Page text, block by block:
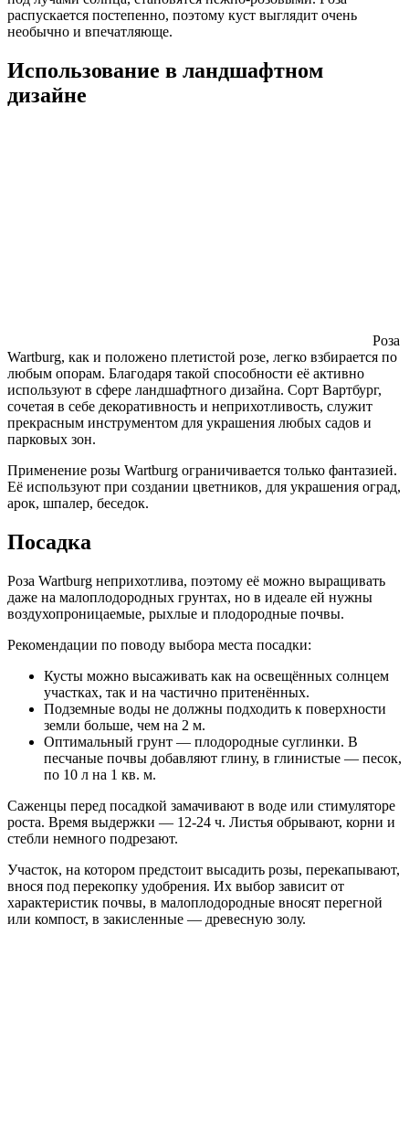
распускается постепенно, поэтому куст выглядит очень
необычно и впечатляюще.
Использование в ландшафтном
дизайне
Роза
Wartburg, как и положено плетистой розе, легко взбирается по
любым опорам. Благодаря такой способности её активно
используют в сфере ландшафтного дизайна. Сорт Вартбург,
сочетая в себе декоративность и неприхотливость, служит
прекрасным инструментом для украшения любых садов и
парковых зон.
Применение розы Wartburg ограничивается только фантазией.
Её используют при создании цветников, для украшения оград,
арок, шпалер, беседок.
Посадка
Роза Wartburg неприхотлива, поэтому её можно выращивать
даже на малоплодородных грунтах, но в идеале ей нужны
воздухопроницаемые, рыхлые и плодородные почвы.
Рекомендации по поводу выбора места посадки:
Кусты можно высаживать как на освещённых солнцем
участках, так и на частично притенённых.
Подземные воды не должны подходить к поверхности
земли больше, чем на 2 м.
Оптимальный грунт — плодородные суглинки. В
песчаные почвы добавляют глину, в глинистые — песок,
по 10 л на 1 кв. м.
Саженцы перед посадкой замачивают в воде или стимуляторе
роста. Время выдержки — 12-24 ч. Листья обрывают, корни и
стебли немного подрезают.
Участок, на котором предстоит высадить розы, перекапывают,
внося под перекопку удобрения. Их выбор зависит от
характеристик почвы, в малоплодородные вносят перегной
или компост, в закисленные — древесную золу.